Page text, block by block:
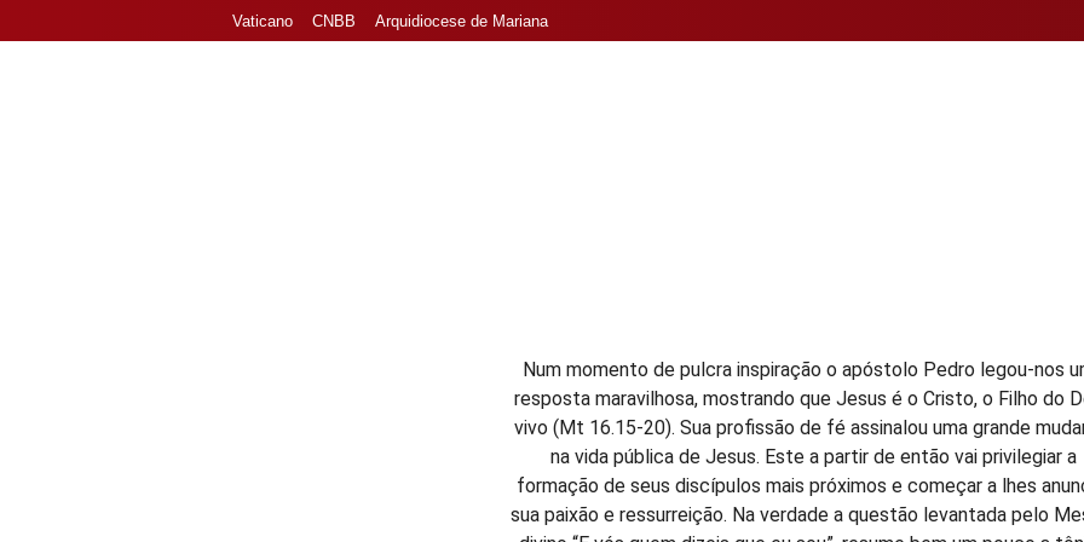
Vaticano CNBB Arquidiocese de Mariana
Num momento de pulcra inspiração o apóstolo Pedro legou-nos
resposta maravilhosa, mostrando que Jesus é o Cristo, o Filho do
vivo (Mt 16.15-20). Sua profissão de fé assinalou uma grande
na vida pública de Jesus. Este a partir de então vai privilegiar a
formação de seus discípulos mais próximos e começar a lhes
sua paixão e ressurreição. Na verdade a questão levantada pelo